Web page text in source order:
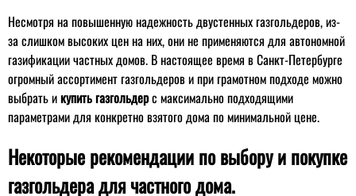
Несмотря на повышенную надежность двустенных газгольдеров, из-
за слишком высоких цен на них, они не применяются для автономной
газификации частных домов. В настоящее время в Санкт-Петербурге
огромный ассортимент газгольдеров и при грамотном подходе можно
выбрать икупить газгольдерс максимально подходящими
параметрами для конкретно взятого дома по минимальной цене.
Некоторые рекомендации по выбору и покупке
газгольдера для частного дома.